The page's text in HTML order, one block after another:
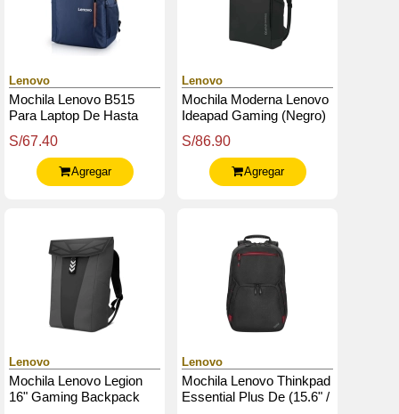
Lenovo
Mochila Lenovo B515
Para Laptop De Hasta
S/67.40
Agregar
Lenovo
Mochila Moderna Lenovo
Ideapad Gaming (Negro)
S/86.90
Agregar
Lenovo
Mochila Lenovo Legion
16" Gaming Backpack
Lenovo
Mochila Lenovo Thinkpad
Essential Plus De (15.6" /